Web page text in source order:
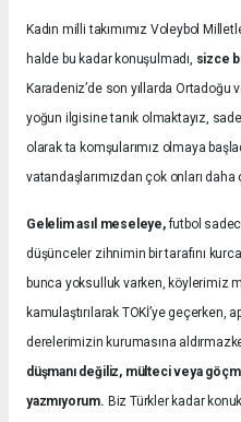
Kadın milli takımımız Voleybol
halde bu kadar konuşulmadı, sizce
Karadeniz’de son yıllarda Ortadoğu
yoğun ilgisine tanık olmaktayız,
olarak ta komşularımız olmaya
vatandaşlarımızdan çok onları
Gelelim asıl meseleye,futbol
düşünceler zihnimin bir tarafını
bunca yoksulluk varken, köylerimiz
kamulaştırılarak TOKİ’ye geçerken,
derelerimizin kurumasına
düşmanı değiliz, mülteci veya
yazmıyorum. Biz Türkler kadar